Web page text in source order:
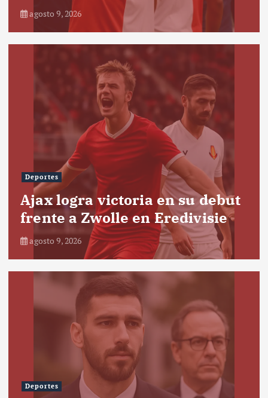
agosto 9, 2026
Deportes
Ajax logra victoria en su debut
frente a Zwolle en Eredivisie
agosto 9, 2026
Deportes